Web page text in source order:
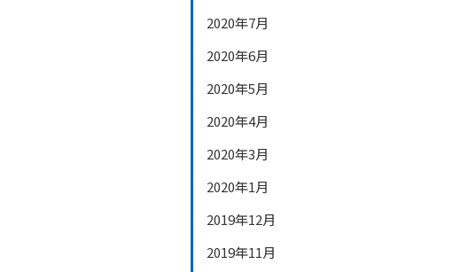
2020年7月
2020年6月
2020年5月
2020年4月
2020年3月
2020年1月
2019年12月
2019年11月